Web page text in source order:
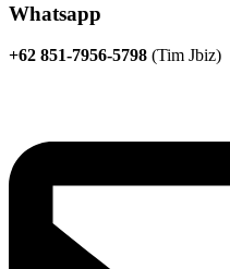
Whatsapp
+62 851-7956-5798 (Tim Jbiz)